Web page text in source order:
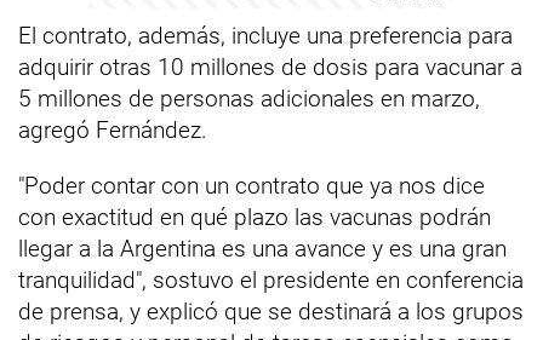
El contrato, además, incluye una preferencia para
adquirir otras 10 millones de dosis para vacunar a
5 millones de personas adicionales en marzo,
agregó Fernández.
"Poder contar con un contrato que ya nos dice
con exactitud en qué plazo las vacunas podrán
llegar a la Argentina es una avance y es una gran
tranquilidad", sostuvo el presidente en conferencia
de prensa, y explicó que se destinará a los grupos